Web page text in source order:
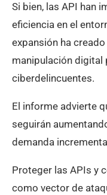
Si bien, las API han
eficiencia en el
expansión ha
manipulación digital
ciberdelincuentes.
El informe advierte
seguirán
demanda
Proteger las APIs y
como vector de